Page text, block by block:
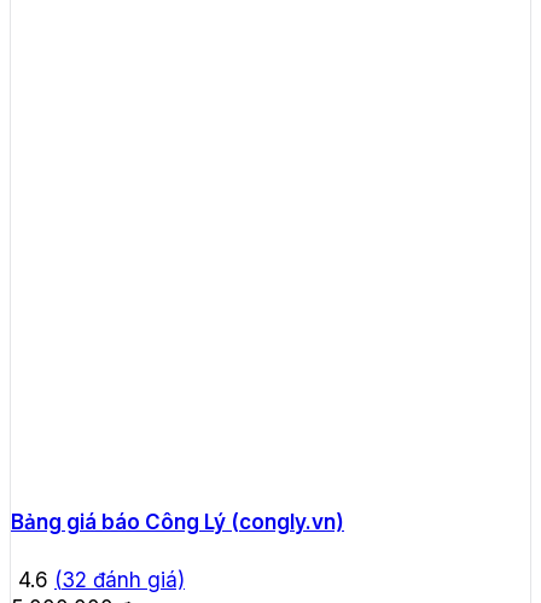
Bảng giá báo Công Lý (congly.vn)
4.6 (32 đánh giá)